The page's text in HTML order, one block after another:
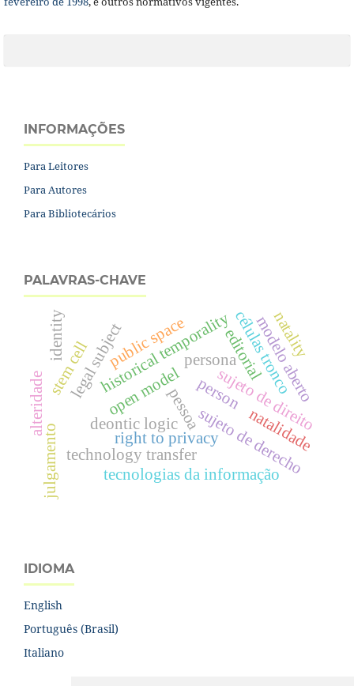
INFORMAÇÕES
Para Leitores
Para Autores
Para Bibliotecários
PALAVRAS-CHAVE
editorial
open model person
legal subjecthistorical temporality
persona
sujeto de derecho
right to privacy
tecnologias da informação
stem cell
technology transfer
células tronco
sujeto de direito
modelo aberto
public space natality
natalidade
julgamento
alteridade pessoa
identity
deontic logic
IDIOMA
English
Português (Brasil)
Italiano